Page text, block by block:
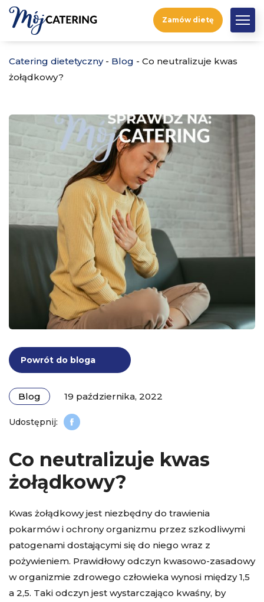
Zamów dietę
Catering dietetyczny- Blog - Co neutralizuje kwas
żołądkowy?
Powrót do bloga
Blog 19 października, 2022
Co neutralizuje kwas
żołądkowy?
Kwas żołądkowy jest niezbędny do trawienia
pokarmów i ochrony organizmu przez szkodliwymi
patogenami dostającymi się do niego wraz z
pożywieniem. Prawidłowy odczyn kwasowo-zasadowy
w organizmie zdrowego człowieka wynosi między 1,5
a 2,5. Taki odczyn jest wystarczająco kwaśny, by